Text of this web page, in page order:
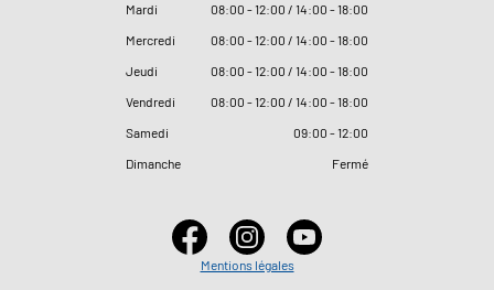
Mardi
08:00 - 12:00 / 14:00 - 18:00
Mercredi
08:00 - 12:00 / 14:00 - 18:00
Jeudi
08:00 - 12:00 / 14:00 - 18:00
Vendredi
08:00 - 12:00 / 14:00 - 18:00
Samedi
09:00 - 12:00
Dimanche
Fermé
Mentions légales